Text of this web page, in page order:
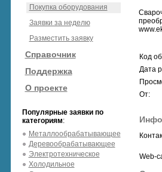
Покупка оборудования
Заявки за неделю
Разместить заявку
Справочник
Поддержка
О проекте
Популярные заявки по
категориям:
Металлообрабатывающее
Деревообрабатывающее
Электротехническое
Холодильное
Код
Дата
От:
Web-